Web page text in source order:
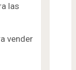
las
vender